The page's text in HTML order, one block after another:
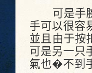
可是手腕
手可以很容
並且由于按
可是另一只
氣也�不到